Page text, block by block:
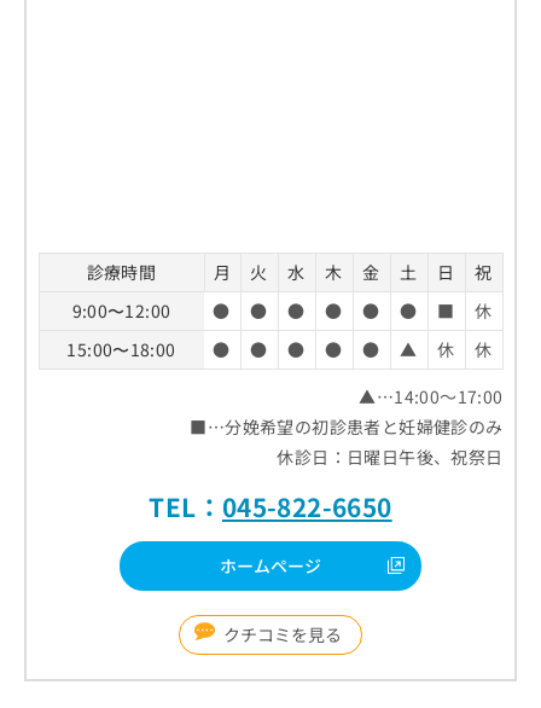
診療時間 月 火 水 木 金 土 日
祝
9:00〜12:00
● ● ● ● ● ● ■
休
15:00〜18:00
● ● ● ● ● ▲ 休
休
▲…14:00～17:00
■…分娩希望の初診患者と妊婦健診のみ
休診日：日曜日午後、祝祭日
TEL： 045-822-6650
ホームページ
クチコミを見る